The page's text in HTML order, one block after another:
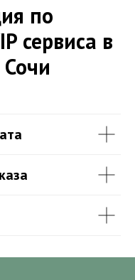
по
сервиса в